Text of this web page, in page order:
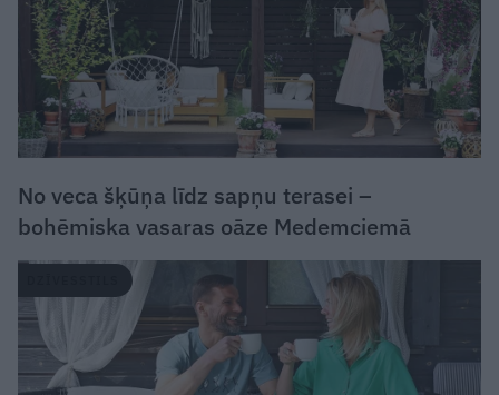
No veca šķūņa līdz sapņu terasei –
bohēmiska vasaras oāze Medemciemā